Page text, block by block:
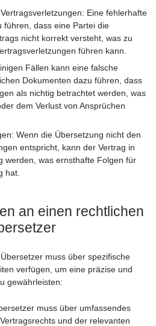
Eine fehlerhafte
führen, dass eine Partei die
nicht korrekt versteht, was zu
führen kann.
Fällen kann eine falsche
Dokumenten dazu führen, dass
als nichtig betrachtet werden, was
dem Verlust von Ansprüchen
Wenn die Übersetzung nicht den
entspricht, kann der Vertrag in
werden, was ernsthafte Folgen für
hat.
an einen rechtlichen
muss über spezifische
verfügen, um eine präzise und
gewährleisten:
muss über umfassendes
und der relevanten